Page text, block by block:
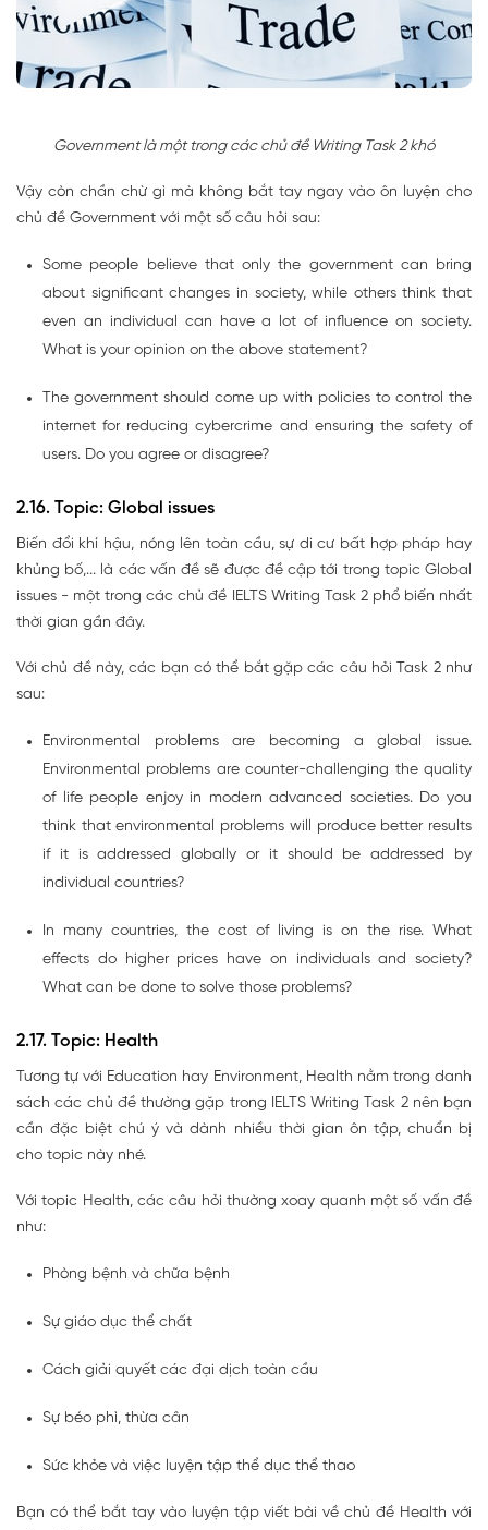
Government là một trong các chủ đề Writing Task 2 khó
Vậy còn chần chừ gì mà không bắt tay ngay vào ôn luyện cho
chủ đề Government với một số câu hỏi sau:
Some people believe that only the government can bring
about significant changes in society, while others think that
even an individual can have a lot of influence on society.
What is your opinion on the above statement?
The government should come up with policies to control the
internet for reducing cybercrime and ensuring the safety of
users. Do you agree or disagree?
2.16. Topic: Global issues
Biến đổi khí hậu, nóng lên toàn cầu, sự di cư bất hợp pháp hay
khủng bố,... là các vấn đề sẽ được đề cập tới trong topic Global
issues - một trong các chủ đề IELTS Writing Task 2 phổ biến nhất
thời gian gần đây.
Với chủ đề này, các bạn có thể bắt gặp các câu hỏi Task 2 như
sau:
Environmental problems are becoming a global issue.
Environmental problems are counter-challenging the quality
of life people enjoy in modern advanced societies. Do you
think that environmental problems will produce better results
if it is addressed globally or it should be addressed by
individual countries?
In many countries, the cost of living is on the rise. What
effects do higher prices have on individuals and society?
What can be done to solve those problems?
2.17. Topic: Health
Tương tự với Education hay Environment, Health nằm trong danh
sách các chủ đề thường gặp trong IELTS Writing Task 2 nên bạn
cần đặc biệt chú ý và dành nhiều thời gian ôn tập, chuẩn bị
cho topic này nhé.
Với topic Health, các câu hỏi thường xoay quanh một số vấn đề
như:
Phòng bệnh và chữa bệnh
Sự giáo dục thể chất
Cách giải quyết các đại dịch toàn cầu
Sự béo phì, thừa cân
Sức khỏe và việc luyện tập thể dục thể thao
Bạn có thể bắt tay vào luyện tập viết bài về chủ đề Health với